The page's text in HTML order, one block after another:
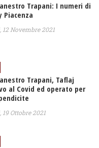
Trapani: I numeri di
Piacenza
12 Novembre 2021
Trapani, Taflaj
al Covid ed operato per
Ottobre 2021